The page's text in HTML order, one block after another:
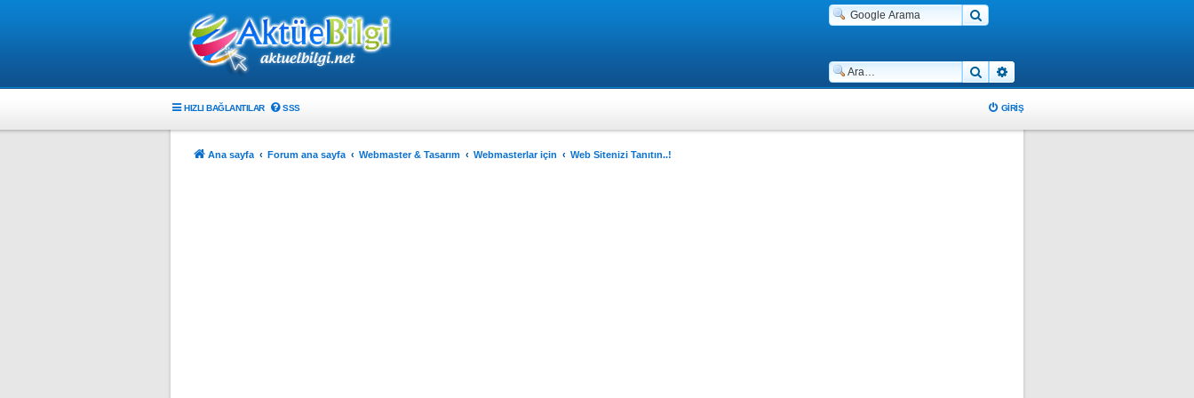
Ara
HIZLI BAĞLANTILAR SSS GIRIŞ
Ana sayfa Forum ana sayfa Webmaster & Tasarım Webmasterlar için Web Sitenizi Tanıtın..!